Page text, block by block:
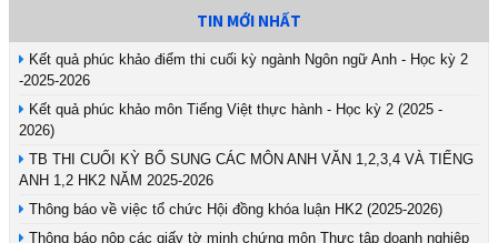
TIN MỚI NHẤT
Kết quả phúc khảo điểm thi cuối kỳ ngành Ngôn ngữ Anh - Học kỳ 2
-2025-2026
Kết quả phúc khảo môn Tiếng Việt thực hành - Học kỳ 2 (2025 -
2026)
TB THI CUỐI KỲ BỔ SUNG CÁC MÔN ANH VĂN 1,2,3,4 VÀ TIẾNG
ANH 1,2 HK2 NĂM 2025-2026
Thông báo về việc tổ chức Hội đồng khóa luận HK2 (2025-2026)
Thông báo nộp các giấy tờ minh chứng môn Thực tập doanh nghiệp